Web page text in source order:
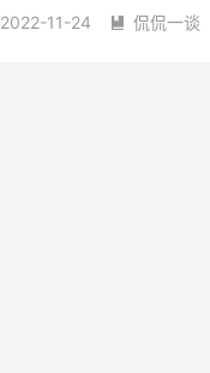
2022-11-24  侃侃一谈